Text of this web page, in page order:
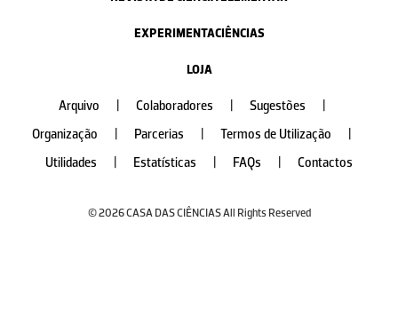
EXPERIMENTACIÊNCIAS
LOJA
Arquivo Colaboradores Sugestões
Organização
Parcerias Termos de Utilização
Utilidades
Estatísticas FAQs Contactos
© 2026 CASA DAS CIÊNCIAS All Rights Reserved